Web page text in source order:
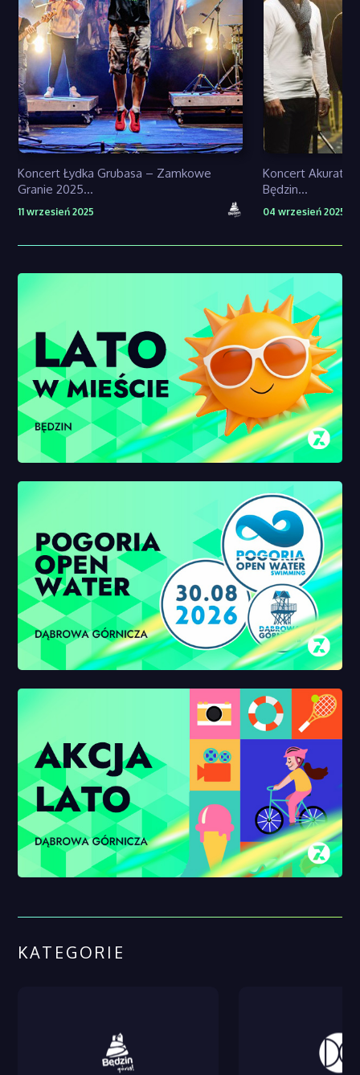
Koncert Łydka Grubasa – Zamkowe
Granie 2025...
11 wrzesień 2025
Koncert Akurat –
Będzin...
04 wrzesień 2025
KATEGORIE